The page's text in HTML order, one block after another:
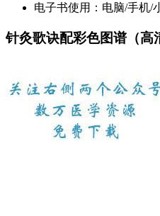
电子书使用： 电脑/手机/
针灸歌诀配彩色图谱（高